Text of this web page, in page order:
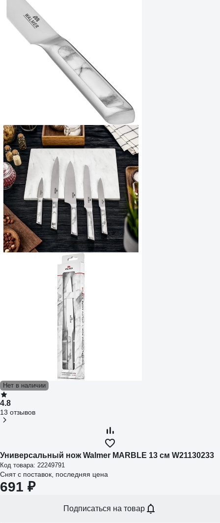
Нет в наличии
4.8
13 отзывов
Универсальный нож Walmer MARBLE 13 см W21130233
Код товара: 22249791
Снят с поставок, последняя цена
691 ₽
Подписаться на товар